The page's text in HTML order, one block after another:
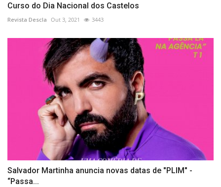
Curso do Dia Nacional dos Castelos
Revista Descla Out 3, 2021 3443
Salvador Martinha anuncia novas datas de "PLIM" -
“Passa...